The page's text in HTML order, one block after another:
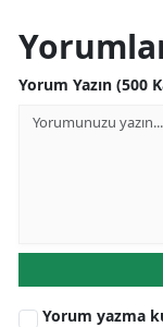
Yorum Yazın (500
Yorum yazma